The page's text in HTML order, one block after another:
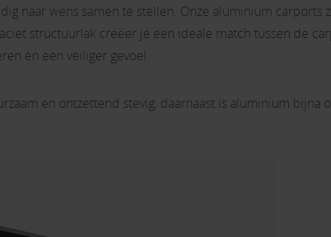
naar wens samen te stellen. Onze aluminium
structuurlak creëer je een ideale match tussen de
én een veiliger gevoel.
en ontzettend stevig, daarnaast is aluminium